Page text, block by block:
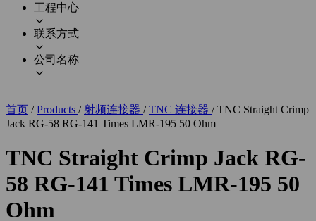
工程中心
联系方式
公司名称
首页 / Products / 射频连接器 / TNC 连接器 / TNC Straight Crimp
Jack RG-58 RG-141 Times LMR-195 50 Ohm
TNC Straight Crimp Jack RG-
58 RG-141 Times LMR-195 50
Ohm